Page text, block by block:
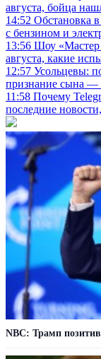
августа, бойца
14:52 Обстановка
с бензином и
13:56 Шоу «Мастер
августа, какие
12:57 Усольцевы:
признание сына —
11:58 Почему
последние
NBC: Трамп